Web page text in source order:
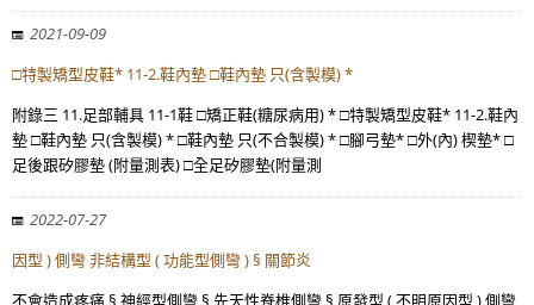
2021-09-09
□特製矯型皮鞋* 11-2.鞋內墊 □鞋內墊 只(含製模) *
附錄三 11.足部輔具 11-1鞋 □矯正鞋(糖尿病用) * □特製矯型皮鞋* 11-2.鞋內
墊 □鞋內墊 只(含製模) * □鞋內墊 只(不合製模) * □腳弓墊* □外(內) 楔墊* □
足後跟矽膠墊 (附量測表) □全足矽膠墊(附量測
2022-07-27
因型 ) 側彎 非結構型 ( 功能型側彎 ) § 關節炎
不會造成疼痛 § 神經型側彎 § 先天性脊椎側彎 § 原發型 ( 不明原因型 ) 側彎